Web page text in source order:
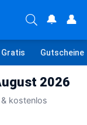
🔔 👤
Gratis Gutscheine
2026
kostenlos